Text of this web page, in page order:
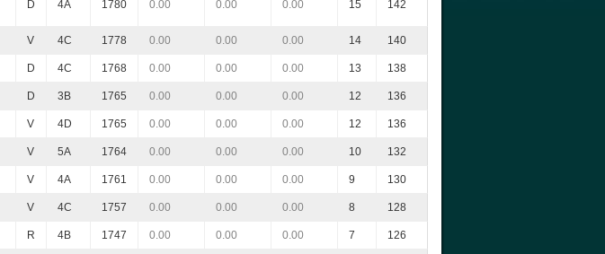
D 4A 1780 0.00 0.00 0.00 15 142
V 4C 1778 0.00 0.00 0.00 14 140
D 4C 1768 0.00 0.00 0.00 13 138
D 3B 1765 0.00 0.00 0.00 12 136
V 4D 1765 0.00 0.00 0.00 12 136
V 5A 1764 0.00 0.00 0.00 10 132
V 4A 1761 0.00 0.00 0.00 9 130
V 4C 1757 0.00 0.00 0.00 8 128
R 4B 1747 0.00 0.00 0.00 7 126